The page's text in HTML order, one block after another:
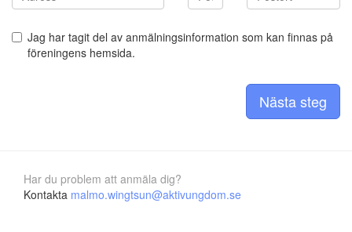
Jag har tagit del av anmälningsinformation som kan finnas på
föreningens hemsida.
Nästa steg
Har du problem att anmäla dig?
Kontakta malmo.wingtsun@aktivungdom.se